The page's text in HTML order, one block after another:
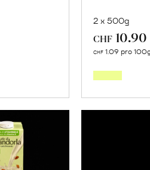
2 x 500g
CHF 10.90
CHF 1.09 pro